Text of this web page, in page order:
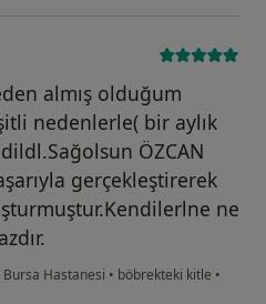
almış olduğum
nedenlerle( bir aylık
ÖZCAN
gerçekleştirerek
ne
Hastanesi • böbrekteki kitle •